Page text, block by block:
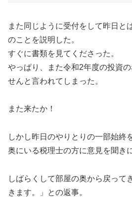
また同じように受付をして昨日と
のことを説明した。
すぐに書類を見てくださった。
やっぱり、また令和2年度の投資
せんと言われてしまった。
また来たか！
しかし昨日のやりとりの一部始終
奥にいる税理士の方に意見を聞き
しばらくして部屋の奥から戻って
きます。」との返事。